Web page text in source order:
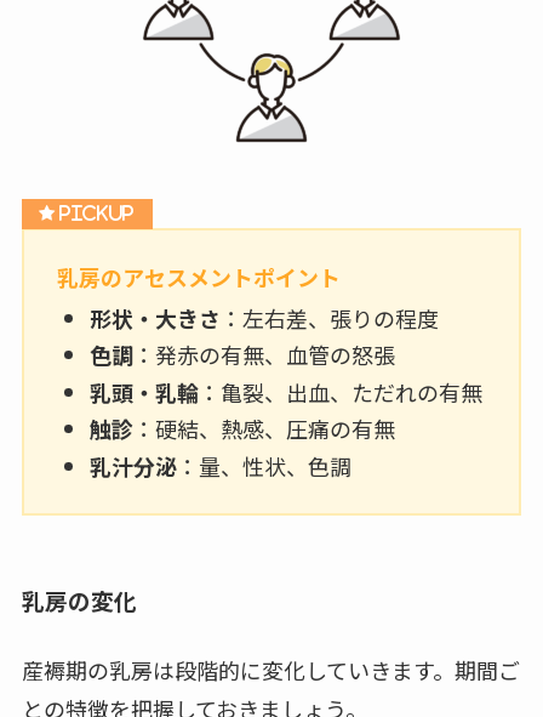
乳房のアセスメントポイント
形状・大きさ ：左右差、張りの程度
色調：発赤の有無、血管の怒張
乳頭・乳輪：亀裂、出血、ただれの有無
触診：硬結、熱感、圧痛の有無
乳汁分泌：量、性状、色調
乳房の変化
産褥期の乳房は段階的に変化していきます。期間ご
との特徴を把握しておきましょう。